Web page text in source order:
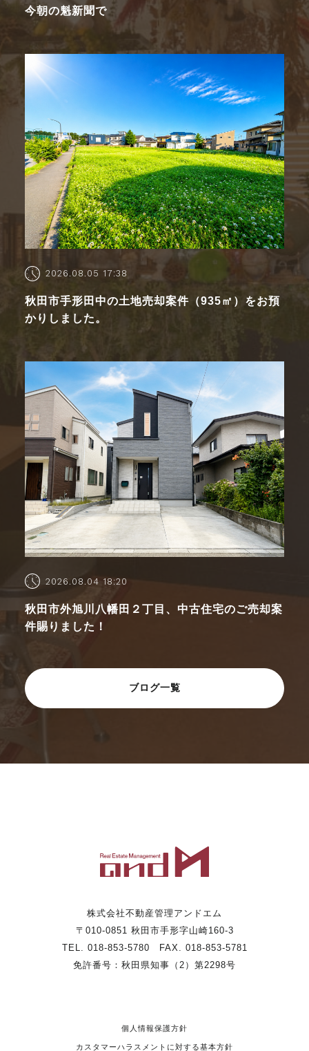
今朝の魁新聞で
2026.08.05 17:38
秋田市手形田中の土地売却案件（935㎡）をお預
かりしました。
2026.08.04 18:20
秋田市外旭川八幡田２丁目、中古住宅のご売却案
件賜りました！
ブログ一覧
株式会社不動産管理アンドエム
〒010-0851 秋田市手形字山崎160-3
TEL. 018-853-5780 FAX. 018-853-5781
免許番号：秋田県知事（2）第2298号
個人情報保護方針
カスタマーハラスメントに対する基本方針